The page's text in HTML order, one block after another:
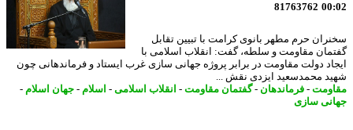
81763762
حرم مطهر بانوی کرامت با تبیین تقابل
مقاومت و سلطه، گفت: انقلاب اسلامی با
دولت مقاومت در برابر پروژه جهانی سازی غرب ایستاد و فرماندهانی چون
محمدسعید ایزدی نقش ...
-فرماندهان-گفتمان مقاومت-انقلاب اسلامی-اسلام-جهان اسلام-
سازی